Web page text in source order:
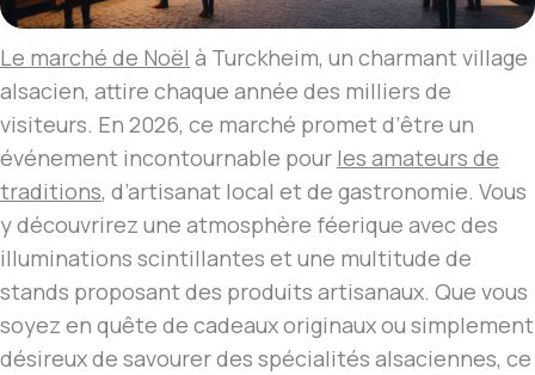
Le marché de Noël à Turckheim, un charmant village
alsacien, attire chaque année des milliers de
visiteurs. En 2026, ce marché promet d’être un
événement incontournable pour les amateurs de
traditions, d’artisanat local et de gastronomie. Vous
y découvrirez une atmosphère féerique avec des
illuminations scintillantes et une multitude de
stands proposant des produits artisanaux. Que vous
soyez en quête de cadeaux originaux ou simplement
désireux de savourer des spécialités alsaciennes, ce